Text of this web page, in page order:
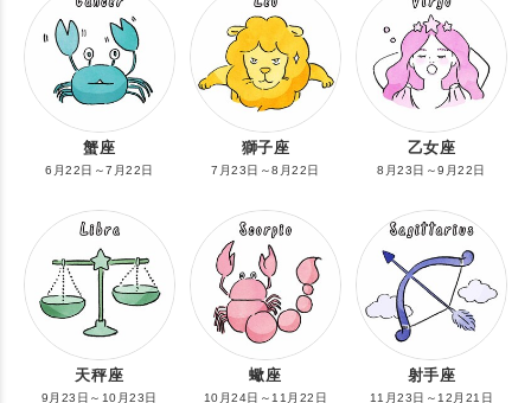
蟹座
6月22日～7月22日
獅子座
7月23日～8月22日
乙女座
8月23日～9月22日
天秤座
9月23日～10月23日
蠍座
10月24日～11月22日
射手座
11月23日～12月21日